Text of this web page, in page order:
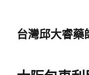
台灣邱大睿藥